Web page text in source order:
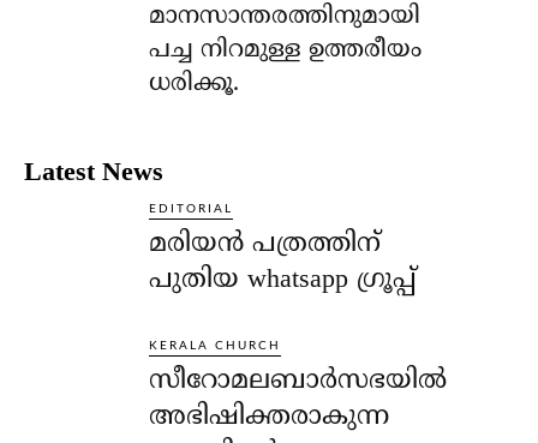
മാനസാന്തരത്തിനുമായി
പച്ച നിറമുള്ള ഉത്തരീയം
ധരിക്കൂ.
Latest News
EDITORIAL
മരിയൻ പത്രത്തിന്
പുതിയ whatsapp ഗ്രൂപ്പ്
KERALA CHURCH
സീറോമലബാർസഭയിൽ
അഭിഷിക്തരാകുന്ന